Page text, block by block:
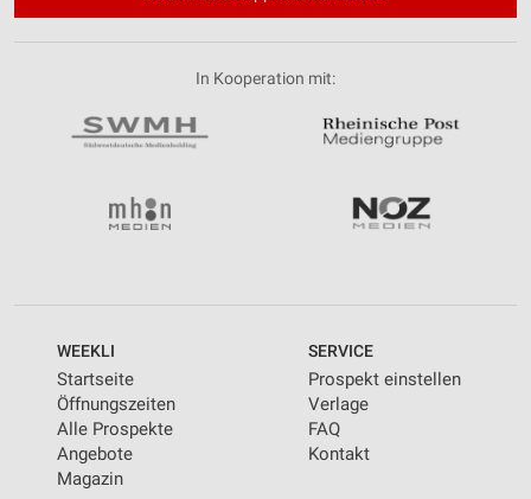
In Kooperation mit:
WEEKLI
Startseite
Öffnungszeiten
Alle Prospekte
Angebote
Magazin
SERVICE
Prospekt einstellen
Verlage
FAQ
Kontakt